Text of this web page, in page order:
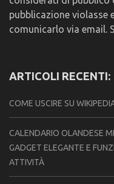
pubblicazione violasse
comunicarlo via email.
ARTICOLI RECENTI:
COME USCIRE SU
CALENDARIO OLANDESE
GADGET ELEGANTE E
ATTIVITÀ